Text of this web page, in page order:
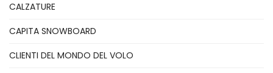
CALZATURE
CAPITA SNOWBOARD
CLIENTI DEL MONDO DEL VOLO